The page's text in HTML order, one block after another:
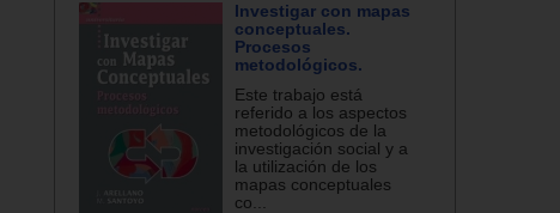
Investigar con mapas
conceptuales.
Procesos
metodológicos.
Este trabajo está
referido a los aspectos
metodológicos de la
investigación social y a
la utilización de los
mapas conceptuales
co...